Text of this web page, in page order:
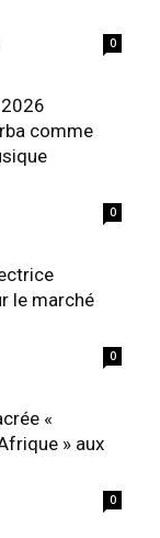
0
2026
comme
0
le marché
0
«
» aux
0